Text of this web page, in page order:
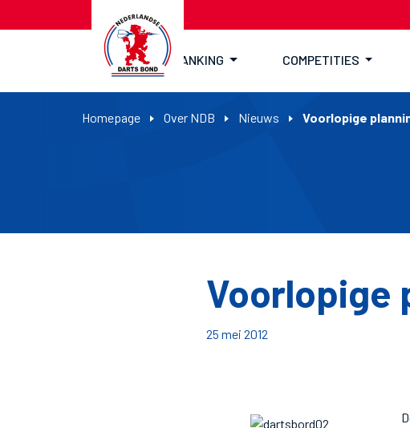
RANKING COMPETITIES
Homepage Over NDB Nieuws Voorlopige
Voorlopige
25 mei 2012